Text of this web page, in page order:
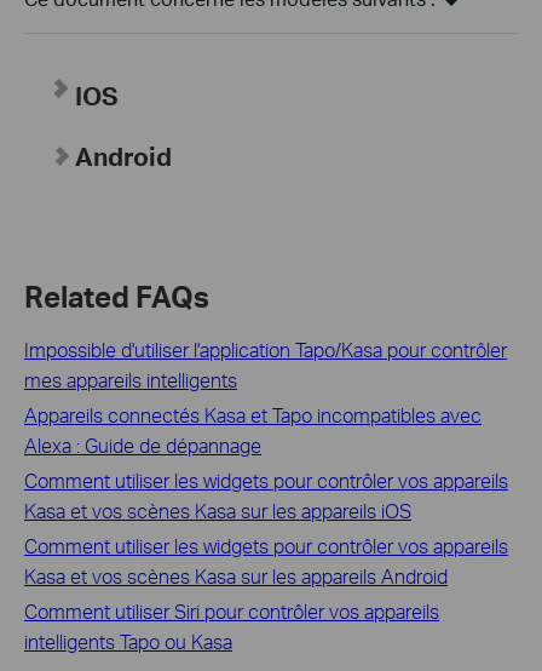
IOS
Android
Related FAQs
Impossible d'utiliser l'application Tapo/Kasa pour contrôler
mes appareils intelligents
Appareils connectés Kasa et Tapo incompatibles avec
Alexa : Guide de dépannage
Comment utiliser les widgets pour contrôler vos appareils
Kasa et vos scènes Kasa sur les appareils iOS
Comment utiliser les widgets pour contrôler vos appareils
Kasa et vos scènes Kasa sur les appareils Android
Comment utiliser Siri pour contrôler vos appareils
intelligents Tapo ou Kasa